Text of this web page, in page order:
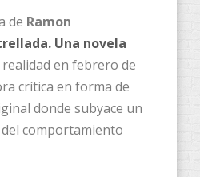
de Ramon
Una novela
en febrero de
crítica en forma de
donde subyace un
comportamiento